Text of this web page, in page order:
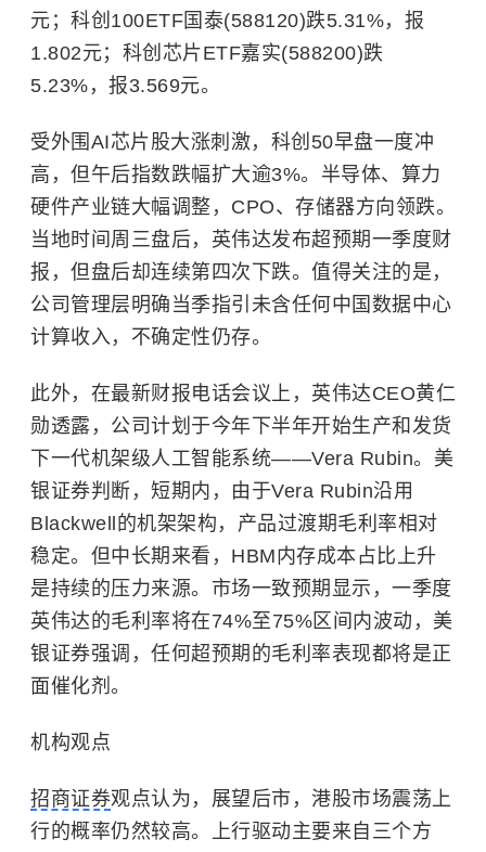
元；科创100ETF国泰(588120)跌5.31%，报
1.802元；科创芯片ETF嘉实(588200)跌
5.23%，报3.569元。
受外围AI芯片股大涨刺激，科创50早盘一度冲
高，但午后指数跌幅扩大逾3%。半导体、算力
硬件产业链大幅调整，CPO、存储器方向领跌。
当地时间周三盘后，英伟达发布超预期一季度财
报，但盘后却连续第四次下跌。值得关注的是，
公司管理层明确当季指引未含任何中国数据中心
计算收入，不确定性仍存。
此外，在最新财报电话会议上，英伟达CEO黄仁
勋透露，公司计划于今年下半年开始生产和发货
下一代机架级人工智能系统——Vera Rubin。美
银证券判断，短期内，由于Vera Rubin沿用
Blackwell的机架架构，产品过渡期毛利率相对
稳定。但中长期来看，HBM内存成本占比上升
是持续的压力来源。市场一致预期显示，一季度
英伟达的毛利率将在74%至75%区间内波动，美
银证券强调，任何超预期的毛利率表现都将是正
面催化剂。
机构观点
招商证券观点认为，展望后市，港股市场震荡上
行的概率仍然较高。上行驱动主要来自三个方